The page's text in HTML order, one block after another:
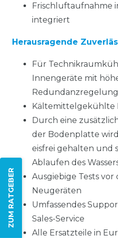
ZUM RATGEBER
Frischluftaufnahme
integriert
Herausragende
Für
Innengeräte mit
Redundanzregelung
Kältemittelgekühlte
Durch eine
der Bodenplatte
eisfrei gehalten und
Ablaufen des
Ausgiebige Tests
Neugeräten
Umfassendes
Sales-Service
Alle Ersatzteile in